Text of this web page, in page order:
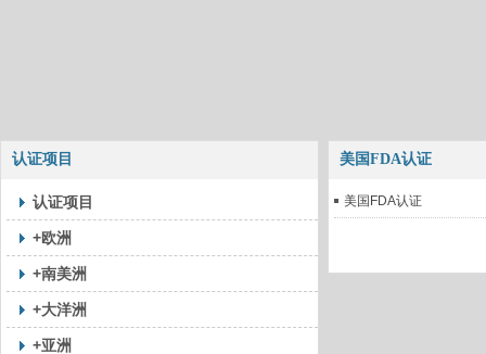
认证项目
认证项目
+欧洲
+南美洲
+大洋洲
+亚洲
美国FDA认证
美国FDA认证